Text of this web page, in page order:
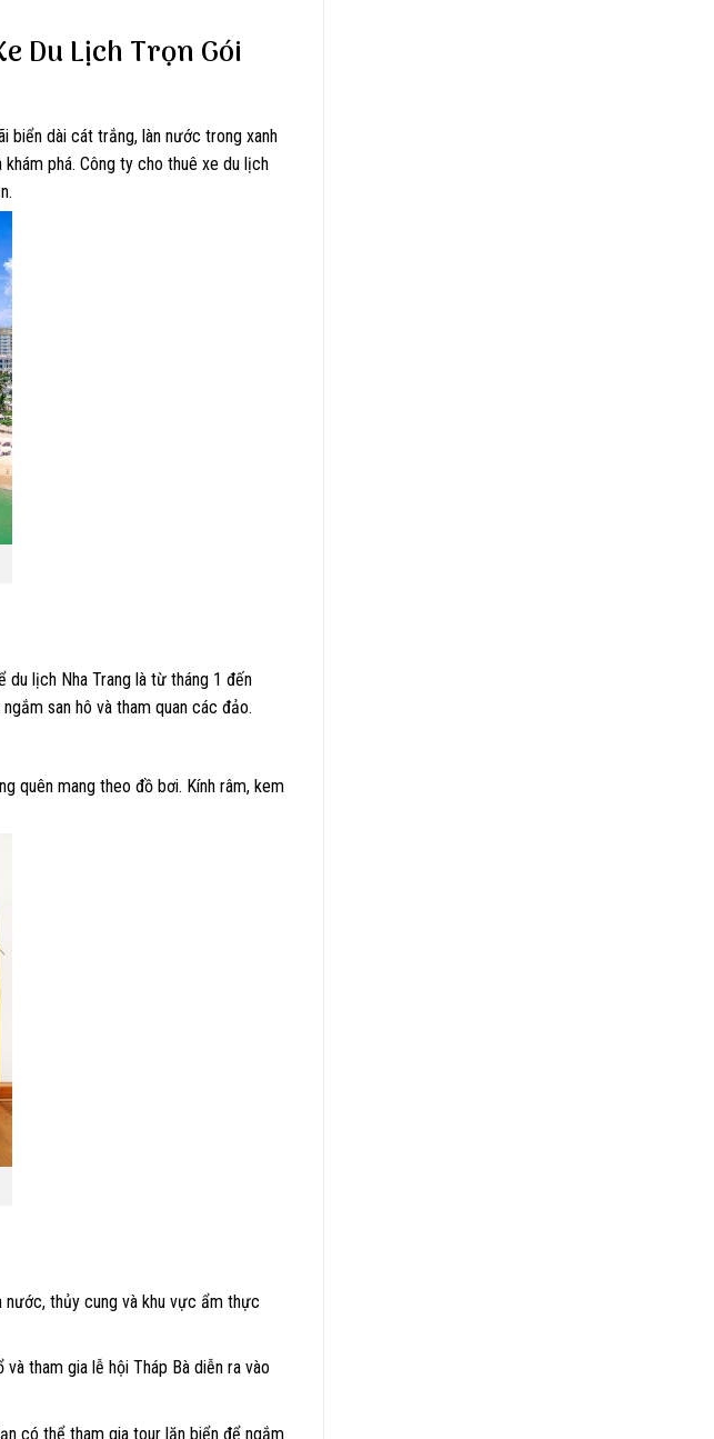
Du Lịch Trọn Gói
biển dài cát trắng, làn nước trong xanh
phá. Công ty cho thuê xe du lịch
du lịch Nha Trang là từ tháng 1 đến
san hô và tham quan các đảo.
quên mang theo đồ bơi. Kính râm, kem
thủy cung và khu vực ẩm thực
tham gia lễ hội Tháp Bà diễn ra vào
có thể tham gia tour lặn biển để ngắm